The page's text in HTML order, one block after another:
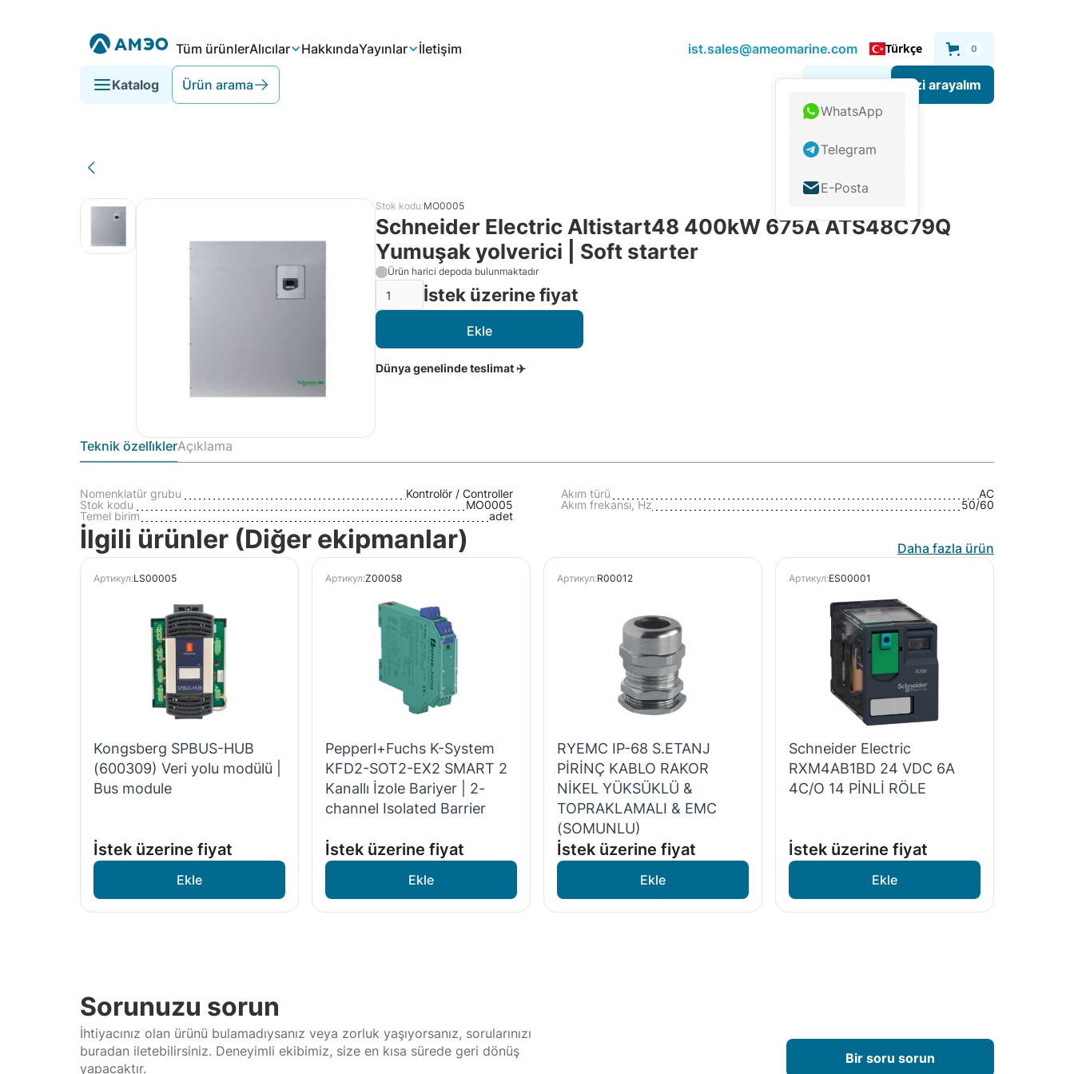
Tüm ürünlerAlıcılar HakkındaYayınlar İletişim ist.sales@ameomarine.com Türkçe 0
Katalog Ürün arama
WhatsApp
Telegram
E-Posta
Sizi arayalım
Stok kodu:MO0005
Schneider Electric Altistart48 400kW 675A ATS48C79Q
Yumuşak yolverici | Soft starter
Ürün harici depoda bulunmaktadır
İstek üzerine fiyat
Dünya genelinde teslimat ✈️
Teknik özelli̇klerAçıklama
Nomenklatür grubu
Kontrolör / Controller
Stok kodu
MO0005
Temel birim
adet
Akım türü
AC
Akım frekansı, Hz
50/60
İlgili ürünler (Diğer ekipmanlar) Daha fazla ürün
Артикул:LS00005
Kongsberg SPBUS-HUB
(600309) Veri yolu modülü |
Bus module
İstek üzerine fiyat
Артикул:Z00058
Pepperl+Fuchs K-System
KFD2-SOT2-EX2 SMART 2
Kanallı İzole Bariyer | 2-
channel Isolated Barrier
İstek üzerine fiyat
Артикул:R00012
RYEMC IP-68 S.ETANJ
PİRİNÇ KABLO RAKOR
NİKEL YÜKSÜKLÜ &
TOPRAKLAMALI & EMC
(SOMUNLU)
İstek üzerine fiyat
Артикул:ES00001
Schneider Electric
RXM4AB1BD 24 VDC 6A
4С/O 14 PİNLİ RÖLE
İstek üzerine fiyat
Sorunuzu sorun
İhtiyacınız olan ürünü bulamadıysanız veya zorluk yaşıyorsanız, sorularınızı
buradan iletebilirsiniz. Deneyimli ekibimiz, size en kısa sürede geri dönüş
yapacaktır.
Bir soru sorun